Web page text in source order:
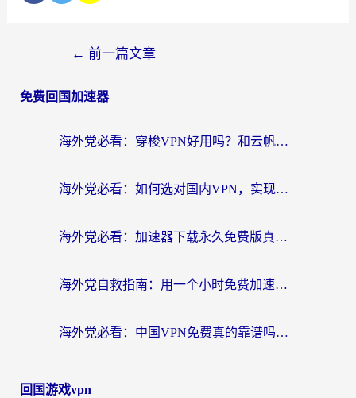
← 前一篇文章
免费回国加速器
海外党必看：穿梭VPN好用吗？和云帆VPN对比哪个回国效果更好？附真实测评+避坑指南
海外党必看：如何选对国内VPN，实现无缝访问国内资源？
海外党必看：加速器下载永久免费版真的存在吗？教你无缝访问国内资源的正确姿势
海外党自救指南：用一个小时免费加速器，轻松打破国内资源访问壁垒？
海外党必看：中国VPN免费真的靠谱吗？手把手教你选对回国加速器
回国游戏vpn